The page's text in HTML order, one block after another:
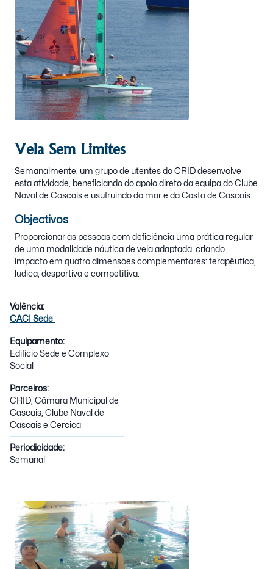
Vela Sem Limites
Semanalmente, um grupo de utentes do CRID desenvolve
esta atividade, beneficiando do apoio direto da equipa do Clube
Naval de Cascais e usufruindo do mar e da Costa de Cascais.
Objectivos
Proporcionar às pessoas com deficiência uma prática regular
de uma modalidade náutica de vela adaptada, criando
impacto em quatro dimensões complementares: terapêutica,
lúdica, desportiva e competitiva.
Valência:
CACI Sede
Equipamento:
Edifício Sede e Complexo
Social
Parceiros:
CRID, Câmara Municipal de
Cascais, Clube Naval de
Cascais e Cercica
Periodicidade:
Semanal